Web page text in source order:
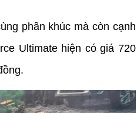
phân khúc mà còn cạnh
Ultimate hiện có giá 720